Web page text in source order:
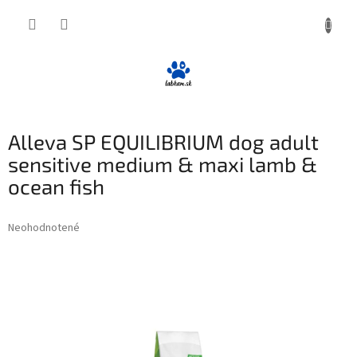
Alleva SP EQUILIBRIUM dog adult
sensitive medium & maxi lamb &
ocean fish
Priemerné
Neohodnotené